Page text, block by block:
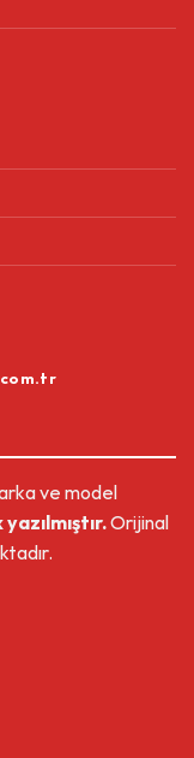
ve model
Orijinal